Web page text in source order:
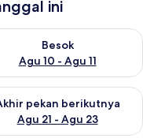
ini
9 - Agu 10
Besok
Agu 10 - Agu 11
ketersediaan untuk
ini Agu 14 - Agu 16
pekan berikutnya
Agu 21 - Agu 23
ketersediaan untuk